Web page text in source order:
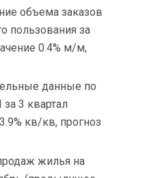
объема заказов
пользования за
0.4% м/м,
данные по
3 квартал
кв/кв, прогноз
жилья на